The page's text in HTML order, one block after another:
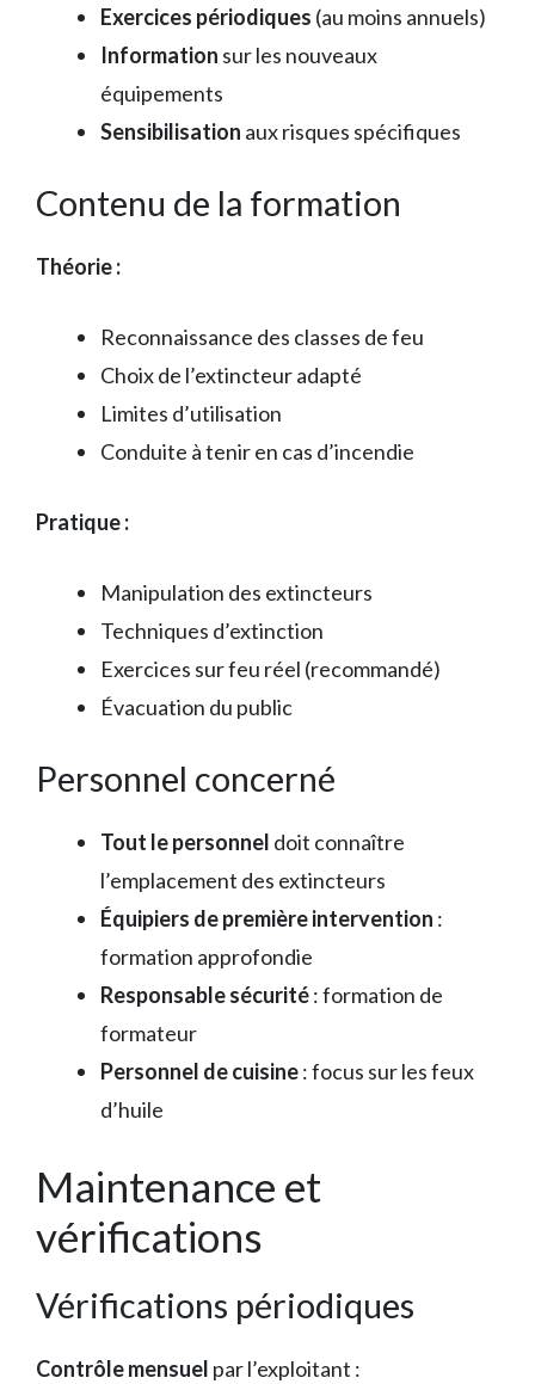
Exercices périodiques (au moins annuels)
Information sur les nouveaux
équipements
Sensibilisation aux risques spécifiques
Contenu de la formation
Théorie :
Reconnaissance des classes de feu
Choix de l’extincteur adapté
Limites d’utilisation
Conduite à tenir en cas d’incendie
Pratique :
Manipulation des extincteurs
Techniques d’extinction
Exercices sur feu réel (recommandé)
Évacuation du public
Personnel concerné
Tout le personnel doit connaître
l’emplacement des extincteurs
Équipiers de première intervention :
formation approfondie
Responsable sécurité: formation de
formateur
Personnel de cuisine: focus sur les feux
d’huile
Maintenance et
vérifications
Vérifications périodiques
Contrôle mensuel par l’exploitant :